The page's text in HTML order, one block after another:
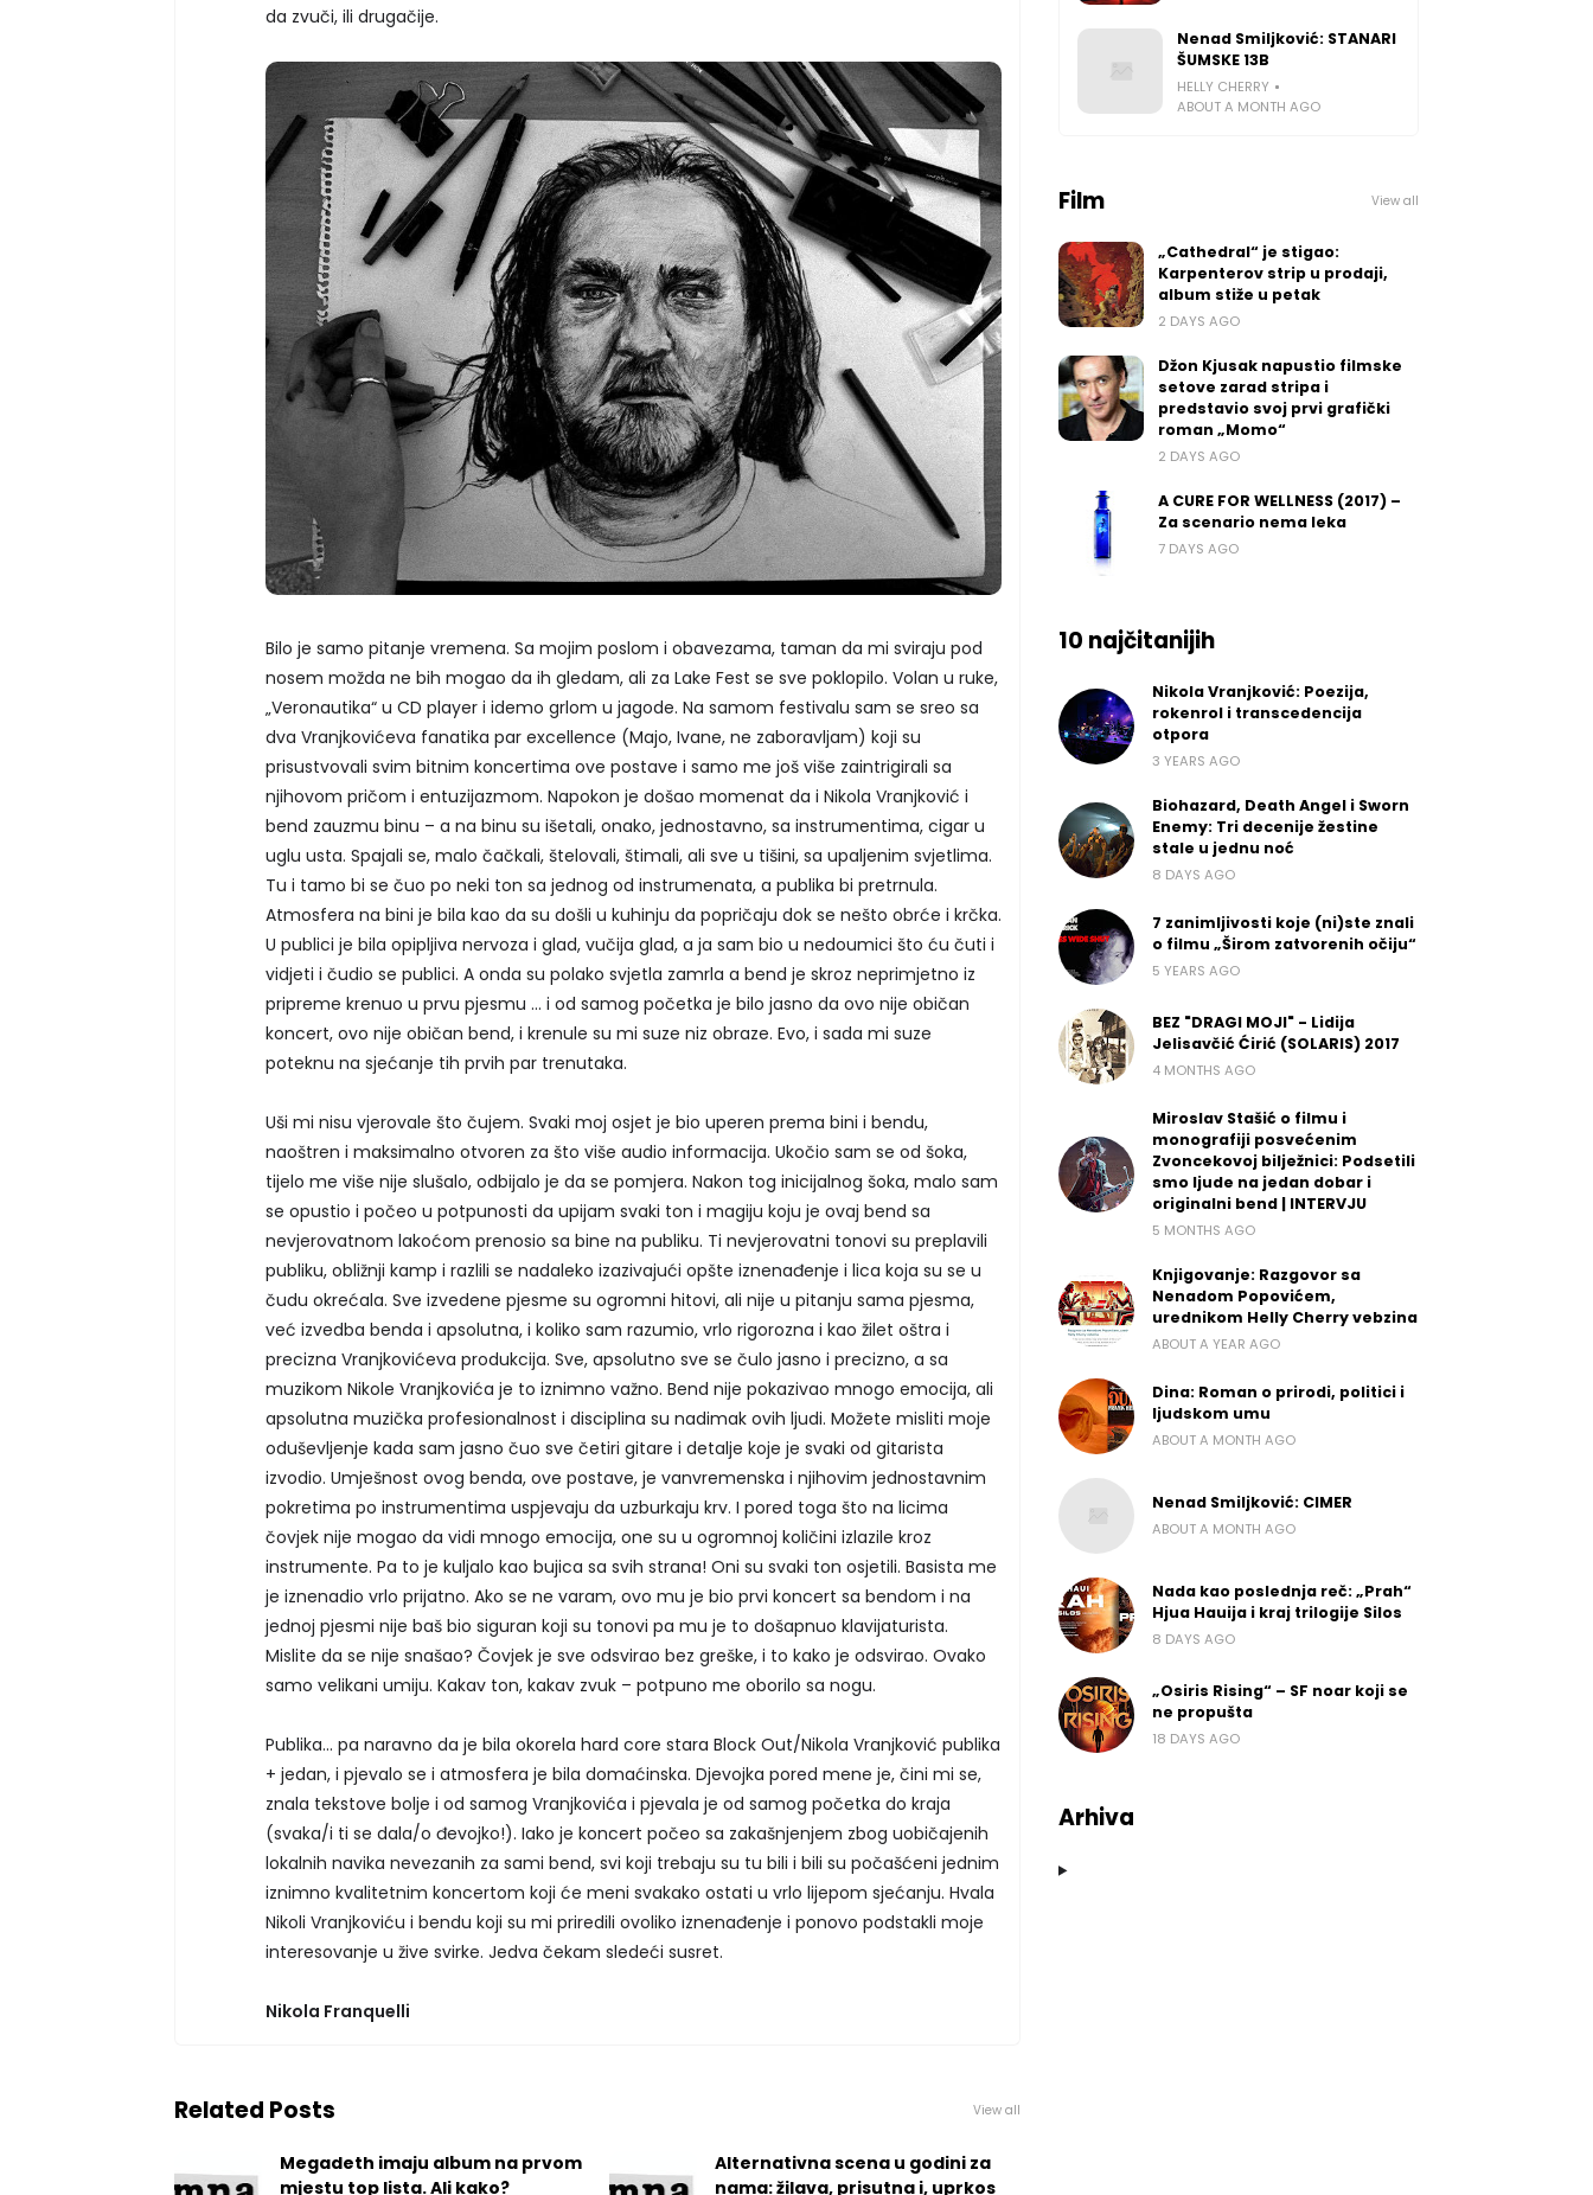
da zvuči, ili drugačije.
Bilo je samo pitanje vremena. Sa mojim poslom i obavezama, taman da mi sviraju pod
nosem možda ne bih mogao da ih gledam, ali za Lake Fest se sve poklopilo. Volan u ruke,
„Veronautika“ u CD player i idemo grlom u jagode. Na samom festivalu sam se sreo sa
dva Vranjkovićeva fanatika par excellence (Majo, Ivane, ne zaboravljam) koji su
prisustvovali svim bitnim koncertima ove postave i samo me još više zaintrigirali sa
njihovom pričom i entuzijazmom. Napokon je došao momenat da i Nikola Vranjković i
bend zauzmu binu – a na binu su išetali, onako, jednostavno, sa instrumentima, cigar u
uglu usta. Spajali se, malo čačkali, štelovali, štimali, ali sve u tišini, sa upaljenim svjetlima.
Tu i tamo bi se čuo po neki ton sa jednog od instrumenata, a publika bi pretrnula.
Atmosfera na bini je bila kao da su došli u kuhinju da popričaju dok se nešto obrće i krčka.
U publici je bila opipljiva nervoza i glad, vučija glad, a ja sam bio u nedoumici što ću čuti i
vidjeti i čudio se publici. A onda su polako svjetla zamrla a bend je skroz neprimjetno iz
pripreme krenuo u prvu pjesmu ... i od samog početka je bilo jasno da ovo nije običan
koncert, ovo nije običan bend, i krenule su mi suze niz obraze. Evo, i sada mi suze
poteknu na sjećanje tih prvih par trenutaka.
Uši mi nisu vjerovale što čujem. Svaki moj osjet je bio uperen prema bini i bendu,
naoštren i maksimalno otvoren za što više audio informacija. Ukočio sam se od šoka,
tijelo me više nije slušalo, odbijalo je da se pomjera. Nakon tog inicijalnog šoka, malo sam
se opustio i počeo u potpunosti da upijam svaki ton i magiju koju je ovaj bend sa
nevjerovatnom lakoćom prenosio sa bine na publiku. Ti nevjerovatni tonovi su preplavili
publiku, obližnji kamp i razlili se nadaleko izazivajući opšte iznenađenje i lica koja su se u
čudu okrećala. Sve izvedene pjesme su ogromni hitovi, ali nije u pitanju sama pjesma,
već izvedba benda i apsolutna, i koliko sam razumio, vrlo rigorozna i kao žilet oštra i
precizna Vranjkovićeva produkcija. Sve, apsolutno sve se čulo jasno i precizno, a sa
muzikom Nikole Vranjkovića je to iznimno važno. Bend nije pokazivao mnogo emocija, ali
apsolutna muzička profesionalnost i disciplina su nadimak ovih ljudi. Možete misliti moje
oduševljenje kada sam jasno čuo sve četiri gitare i detalje koje je svaki od gitarista
izvodio. Umješnost ovog benda, ove postave, je vanvremenska i njihovim jednostavnim
pokretima po instrumentima uspjevaju da uzburkaju krv. I pored toga što na licima
čovjek nije mogao da vidi mnogo emocija, one su u ogromnoj količini izlazile kroz
instrumente. Pa to je kuljalo kao bujica sa svih strana! Oni su svaki ton osjetili. Basista me
je iznenadio vrlo prijatno. Ako se ne varam, ovo mu je bio prvi koncert sa bendom i na
jednoj pjesmi nije baš bio siguran koji su tonovi pa mu je to došapnuo klavijaturista.
Mislite da se nije snašao? Čovjek je sve odsvirao bez greške, i to kako je odsvirao. Ovako
samo velikani umiju. Kakav ton, kakav zvuk – potpuno me oborilo sa nogu.
Publika... pa naravno da je bila okorela hard core stara Block Out/Nikola Vranjković publika
+ jedan, i pjevalo se i atmosfera je bila domaćinska. Djevojka pored mene je, čini mi se,
znala tekstove bolje i od samog Vranjkovića i pjevala je od samog početka do kraja
(svaka/i ti se dala/o đevojko!). Iako je koncert počeo sa zakašnjenjem zbog uobičajenih
lokalnih navika nevezanih za sami bend, svi koji trebaju su tu bili i bili su počašćeni jednim
iznimno kvalitetnim koncertom koji će meni svakako ostati u vrlo lijepom sjećanju. Hvala
Nikoli Vranjkoviću i bendu koji su mi priredili ovoliko iznenađenje i ponovo podstakli moje
interesovanje u žive svirke. Jedva čekam sledeći susret.
Nikola Franquelli
Related Posts View all
Megadeth imaju album na prvom
mjestu top lista. Ali kako?
Alternativna scena u godini za
nama: žilava, prisutna i, uprkos
Nenad Smiljković: STANARI
ŠUMSKE 13B
HELLY CHERRY
ABOUT A MONTH AGO
Film View all
„Cathedral“ je stigao:
Karpenterov strip u prodaji,
album stiže u petak
2 DAYS AGO
Džon Kjusak napustio filmske
setove zarad stripa i
predstavio svoj prvi grafički
roman „Momo“
2 DAYS AGO
A CURE FOR WELLNESS (2017) –
Za scenario nema leka
7 DAYS AGO
10 najčitanijih
Nikola Vranjković: Poezija,
rokenrol i transcedencija
otpora
3 YEARS AGO
Biohazard, Death Angel i Sworn
Enemy: Tri decenije žestine
stale u jednu noć
8 DAYS AGO
7 zanimljivosti koje (ni)ste znali
o filmu „Širom zatvorenih očiju“
5 YEARS AGO
BEZ "DRAGI MOJI" - Lidija
Jelisavčić Ćirić (SOLARIS) 2017
4 MONTHS AGO
Miroslav Stašić o filmu i
monografiji posvećenim
Zvoncekovoj bilježnici: Podsetili
smo ljude na jedan dobar i
originalni bend | INTERVJU
5 MONTHS AGO
Knjigovanje: Razgovor sa
Nenadom Popovićem,
urednikom Helly Cherry vebzina
ABOUT A YEAR AGO
Dina: Roman o prirodi, politici i
ljudskom umu
ABOUT A MONTH AGO
Nenad Smiljković: CIMER
ABOUT A MONTH AGO
Nada kao poslednja reč: „Prah“
Hjua Hauija i kraj trilogije Silos
8 DAYS AGO
„Osiris Rising“ – SF noar koji se
ne propušta
18 DAYS AGO
Arhiva